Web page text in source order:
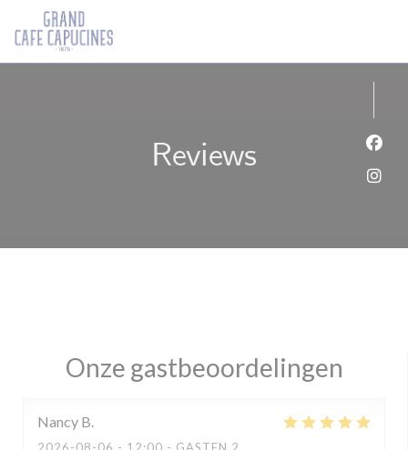
Cookies beheer paneel
Reviews
Onze gastbeoordelingen
Nancy B